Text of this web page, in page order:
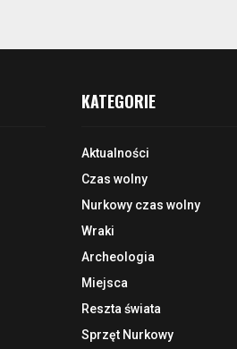
KATEGORIE
Aktualności
Czas wolny
Nurkowy czas wolny
Wraki
Archeologia
Miejsca
Reszta świata
Sprzęt Nurkowy